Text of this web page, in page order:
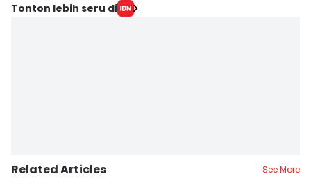
Tonton lebih seru di
Related Articles See More